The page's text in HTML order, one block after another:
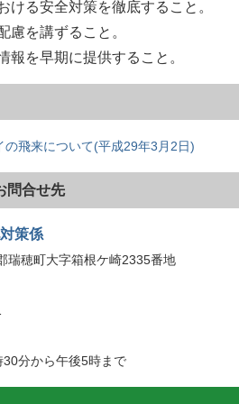
ける安全対策を徹底すること。
慮を講ずること。
報を早期に提供すること。
の飛来について(平成29年3月2日)
問合せ先
策係
瑞穂町大字箱根ケ崎2335番地
分から午後5時まで